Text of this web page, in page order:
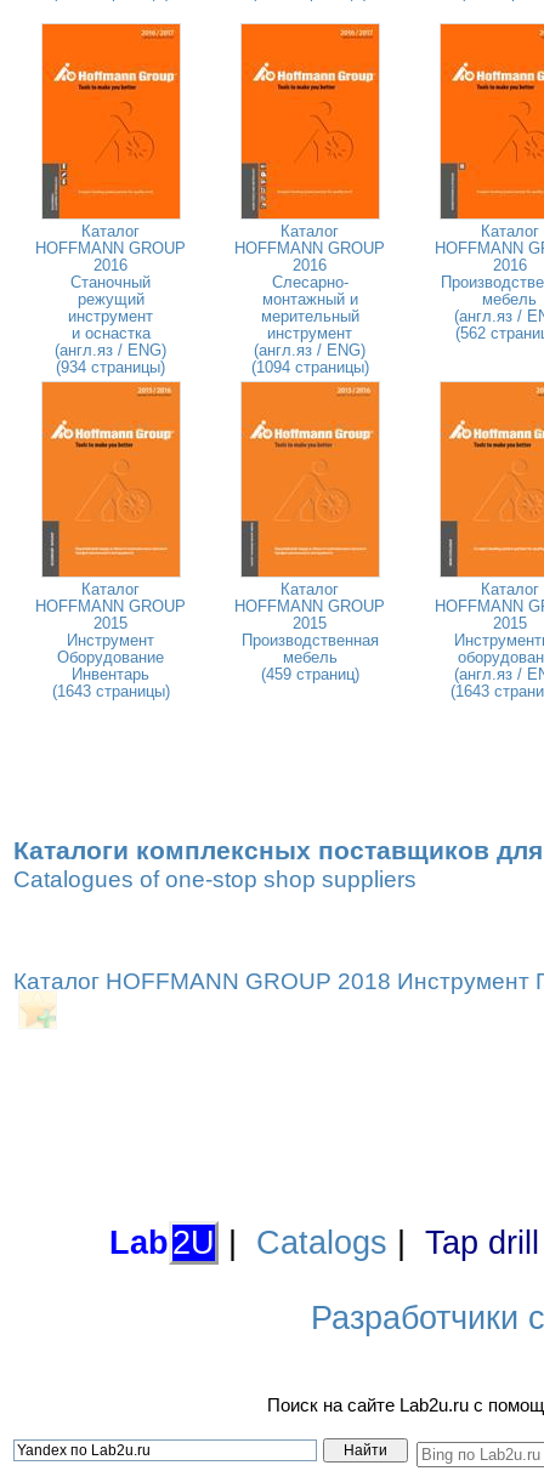
Каталог
HOFFMANN GROUP
2016
Станочный
режущий
инструмент
и оснастка
(англ.яз / ENG)
(934 страницы)
Каталог
HOFFMANN GROUP
2016
Слесарно-
монтажный и
мерительный
инструмент
(англ.яз / ENG)
(1094 страницы)
Каталог
HOFFMANN
2016
мебель
(англ.яз /
(562
Каталог
HOFFMANN GROUP
2015
Инструмент
Оборудование
Инвентарь
(1643 страницы)
Каталог
HOFFMANN GROUP
2015
Производственная
мебель
(459 страниц)
Каталог
HOFFMANN
2015
(англ.яз /
(1643
Каталоги комплексных поставщиков
Catalogues of one-stop shop suppliers
Каталог HOFFMANN GROUP 2018
Lab2U Catalogs Tap
Разработчики
Поиск на сайте Lab2u.ru с